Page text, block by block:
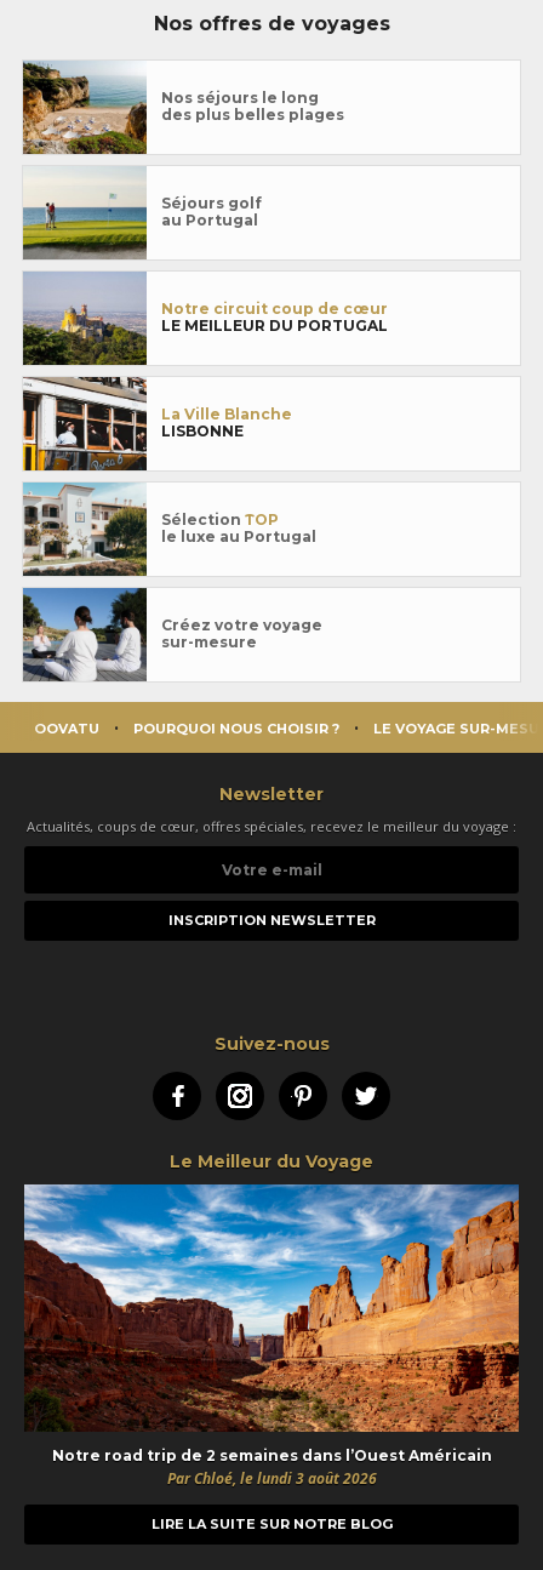
Nos offres de voyages
Nos séjours le long
des plus belles plages
Séjours golf
au Portugal
Notre circuit coup de cœur
LE MEILLEUR DU PORTUGAL
La Ville Blanche
LISBONNE
Sélection TOP
le luxe au Portugal
Créez votre voyage
sur-mesure
OOVATU POURQUOI NOUS CHOISIR ? LE VOYAGE SUR-
Newsletter
Actualités, coups de cœur, offres spéciales, recevez le meilleur du voyage :
e-
Suivez-nous
FacebookInstagramPinterestTwitter
Le Meilleur du Voyage
Notre road trip de 2 semaines dans l’Ouest Américain
Par Chloé, le lundi 3 août 2026
LIRE LA SUITE SUR NOTRE BLOG